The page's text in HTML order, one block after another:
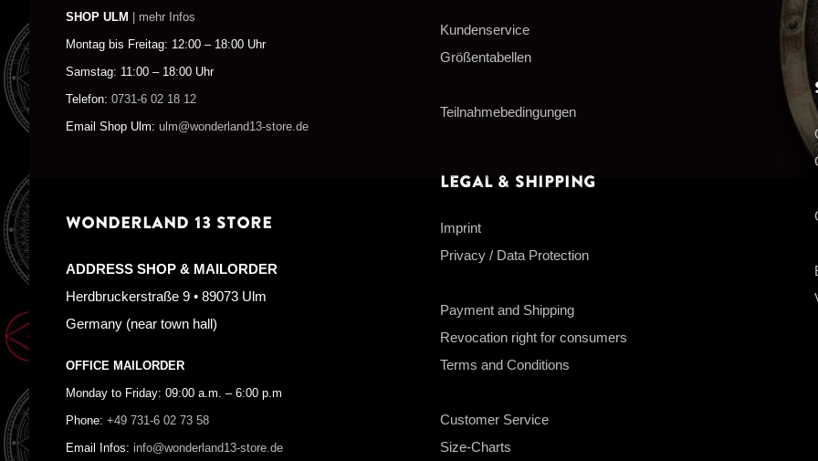
SHOP ULM | mehr Infos
Montag bis Freitag: 12:00 – 18:00 Uhr
Samstag: 11:00 – 18:00 Uhr
Telefon: 0731-6 02 18 12
Email Shop Ulm: ulm@wonderland13-store.de
WONDERLAND 13 STORE
ADDRESS SHOP & MAILORDER
Herdbruckerstraße 9 • 89073 Ulm
Germany (near town hall)
OFFICE MAILORDER
Monday to Friday: 09:00 a.m. – 6:00 p.m
Phone: +49 731-6 02 73 58
Email Infos: info@wonderland13-store.de
Kundenservice
Größentabellen
Teilnahmebedingungen
Legal & Shipping
Imprint
Privacy / Data Protection
Payment and Shipping
Revocation right for consumers
Terms and Conditions
Customer Service
Size-Charts